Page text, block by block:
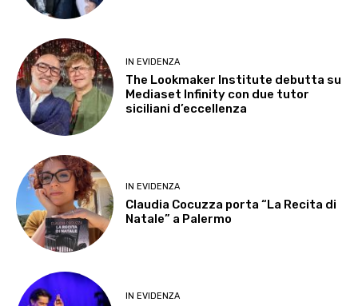
IN EVIDENZA
The Lookmaker Institute debutta su
Mediaset Infinity con due tutor
siciliani d’eccellenza
IN EVIDENZA
Claudia Cocuzza porta “La Recita di
Natale” a Palermo
IN EVIDENZA